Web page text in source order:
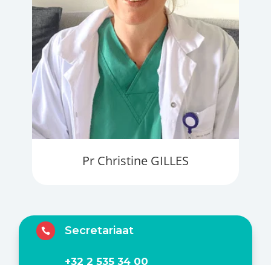
Pr Christine GILLES
 Secretariaat
+32 2 535 34 00